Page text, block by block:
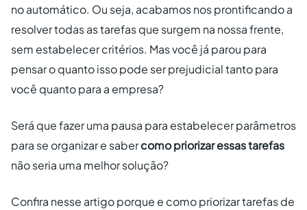
no automático. Ou seja, acabamos nos prontificando a
resolver todas as tarefas que surgem na nossa frente,
sem estabelecer critérios. Mas você já parou para
pensar o quanto isso pode ser prejudicial tanto para
você quanto para a empresa?
Será que fazer uma pausa para estabelecer parâmetros
para se organizar e sabercomo priorizar essas tarefas
não seria uma melhor solução?
Confira nesse artigo porque e como priorizar tarefas de